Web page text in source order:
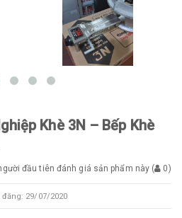
Khè 3N – Bếp Khè
đầu tiên đánh giá sản phẩm này ( 0)
đăng: 29/07/2020